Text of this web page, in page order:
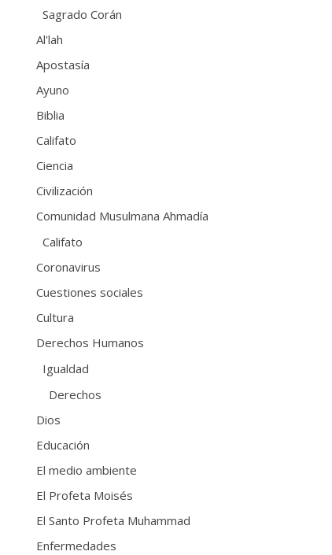
Sagrado Corán
Al'lah
Apostasía
Ayuno
Biblia
Califato
Ciencia
Civilización
Comunidad Musulmana Ahmadía
Califato
Coronavirus
Cuestiones sociales
Cultura
Derechos Humanos
Igualdad
Derechos
Dios
Educación
El medio ambiente
El Profeta Moisés
El Santo Profeta Muhammad
Enfermedades